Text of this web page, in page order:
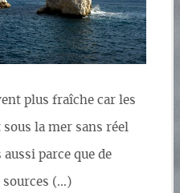
plus fraîche car les
la mer sans réel
parce que de
sources (…)